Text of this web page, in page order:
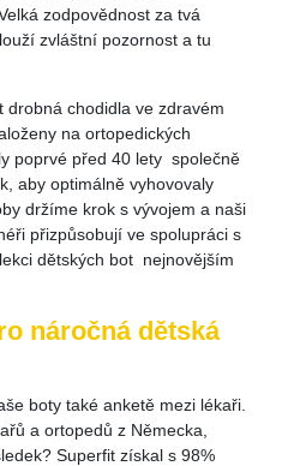
zodpovědnost za tvá
zvláštní pozornost a tu
drobná chodidla ve zdravém
na ortopedických
poprvé před 40 lety společně
aby optimálně vyhovovaly
držíme krok s vývojem a naši
přizpůsobují ve spolupráci s
dětských bot nejnovějším
náročná dětská
boty také anketě mezi lékaři.
a ortopedů z Německa,
Superfit získal s 98%